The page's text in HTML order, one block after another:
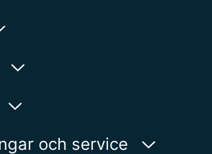
och service